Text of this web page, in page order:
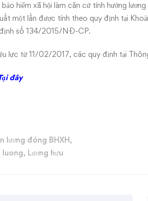
hiểm xã hội làm căn cứ tính hưởng
một lần được tính theo quy định tại
số 134/2015/NĐ-CP.
lực từ 11/02/2017, các quy định tại
đây
lương đóng BHXH,
luong, Lương hưu